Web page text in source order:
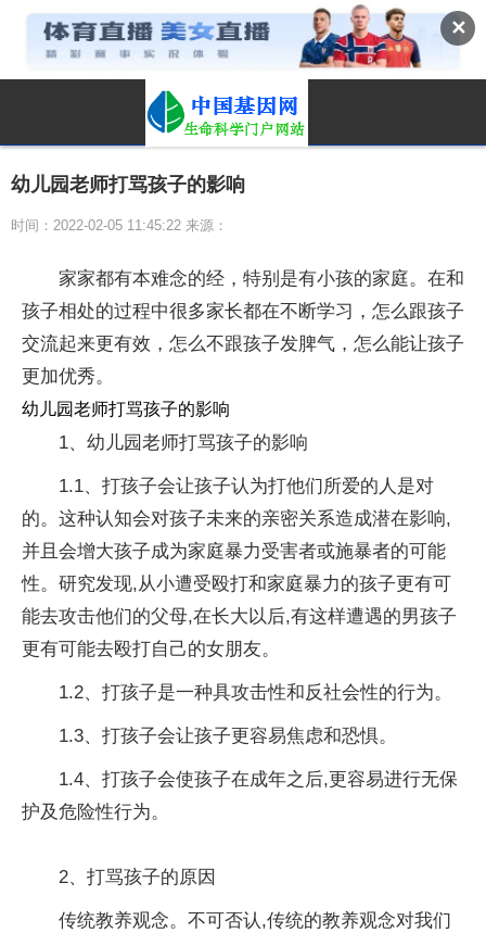
✕
幼儿园老师打骂孩子的影响
时间：2022-02-05 11:45:22 来源：
家家都有本难念的经，特别是有小孩的家庭。在和
孩子相处的过程中很多家长都在不断学习，怎么跟孩子
交流起来更有效，怎么不跟孩子发脾气，怎么能让孩子
更加优秀。
幼儿园老师打骂孩子的影响
1、幼儿园老师打骂孩子的影响
1.1、打孩子会让孩子认为打他们所爱的人是对
的。这种认知会对孩子未来的亲密关系造成潜在影响,
并且会增大孩子成为家庭暴力受害者或施暴者的可能
性。研究发现,从小遭受殴打和家庭暴力的孩子更有可
能去攻击他们的父母,在长大以后,有这样遭遇的男孩子
更有可能去殴打自己的女朋友。
1.2、打孩子是一种具攻击性和反社会性的行为。
1.3、打孩子会让孩子更容易焦虑和恐惧。
1.4、打孩子会使孩子在成年之后,更容易进行无保
护及危险性行为。
2、打骂孩子的原因
传统教养观念。不可否认,传统的教养观念对我们